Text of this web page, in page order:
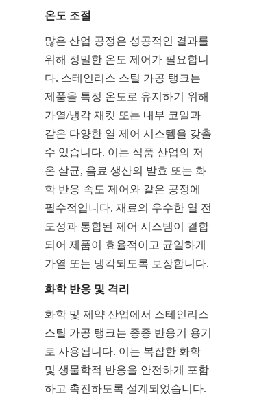
온도 조절
많은 산업 공정은 성공적인 결과를
위해 정밀한 온도 제어가 필요합니
다. 스테인리스 스틸 가공 탱크는
제품을 특정 온도로 유지하기 위해
가열/냉각 재킷 또는 내부 코일과
같은 다양한 열 제어 시스템을 갖출
수 있습니다. 이는 식품 산업의 저
온 살균, 음료 생산의 발효 또는 화
학 반응 속도 제어와 같은 공정에
필수적입니다. 재료의 우수한 열 전
도성과 통합된 제어 시스템이 결합
되어 제품이 효율적이고 균일하게
가열 또는 냉각되도록 보장합니다.
화학 반응 및 격리
화학 및 제약 산업에서 스테인리스
스틸 가공 탱크는 종종 반응기 용기
로 사용됩니다. 이는 복잡한 화학
및 생물학적 반응을 안전하게 포함
하고 촉진하도록 설계되었습니다.